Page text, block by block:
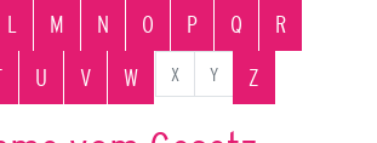
L M N O P Q
R
U V W X Y Z